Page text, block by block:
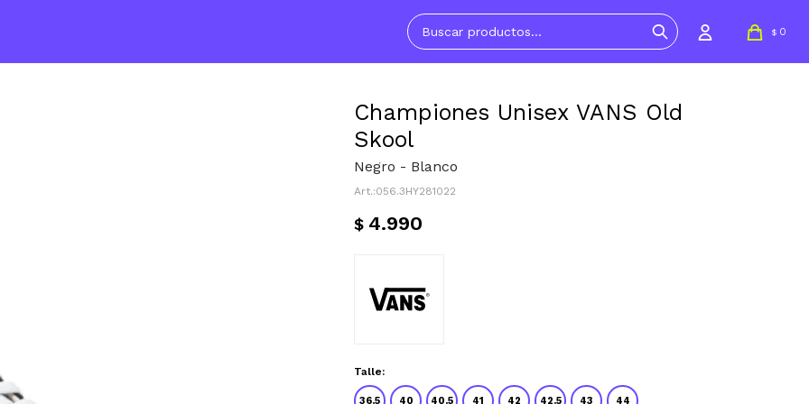
$ 0
Championes Unisex VANS Old
Skool
Negro - Blanco
056.3HY281022
$ 4.990
Talle:
36.5 40 40.5 41 42 42.5 43 44